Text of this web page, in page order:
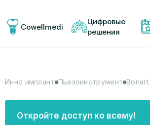
Cowellmedi
Цифровые
решения
Инно имплант Пьезоинструмент
Откройте доступ ко всему!